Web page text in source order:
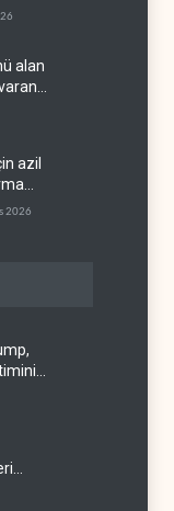
alan
azil
2026